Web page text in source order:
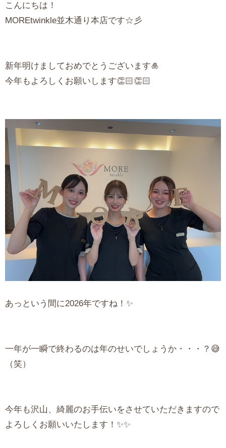
こんにちは！
MOREtwinkle並木通り本店です☆彡
新年明けましておめでとうございます🎍
今年もよろしくお願いします👏🏻👏🏻
あっという間に2026年ですね！✨
一年が一瞬で終わるのは年のせいでしょうか・・・？😅
（笑）
今年も沢山、綺麗のお手伝いをさせていただきますので
よろしくお願いいたします！✨✨